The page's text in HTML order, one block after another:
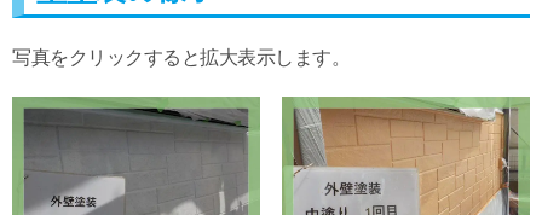
写真をクリックすると拡大表示します。